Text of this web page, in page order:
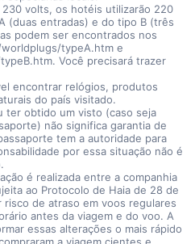
volts, os hotéis utilizarão 220
(duas entradas) e do tipo B (três
podem ser encontrados nos
typeA.htm e
Você precisará trazer
encontrar relógios, produtos
do país visitado.
ter obtido um visto (caso seja
não significa garantia de
tem a autoridade para
por essa situação não é
é realizada entre a companhia
ao Protocolo de Haia de 28 de
de atraso em voos regulares
antes da viagem e do voo. A
essas alterações o mais rápido